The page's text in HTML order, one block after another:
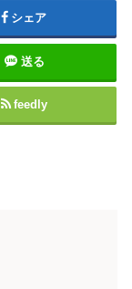
シェア
送る
feedly